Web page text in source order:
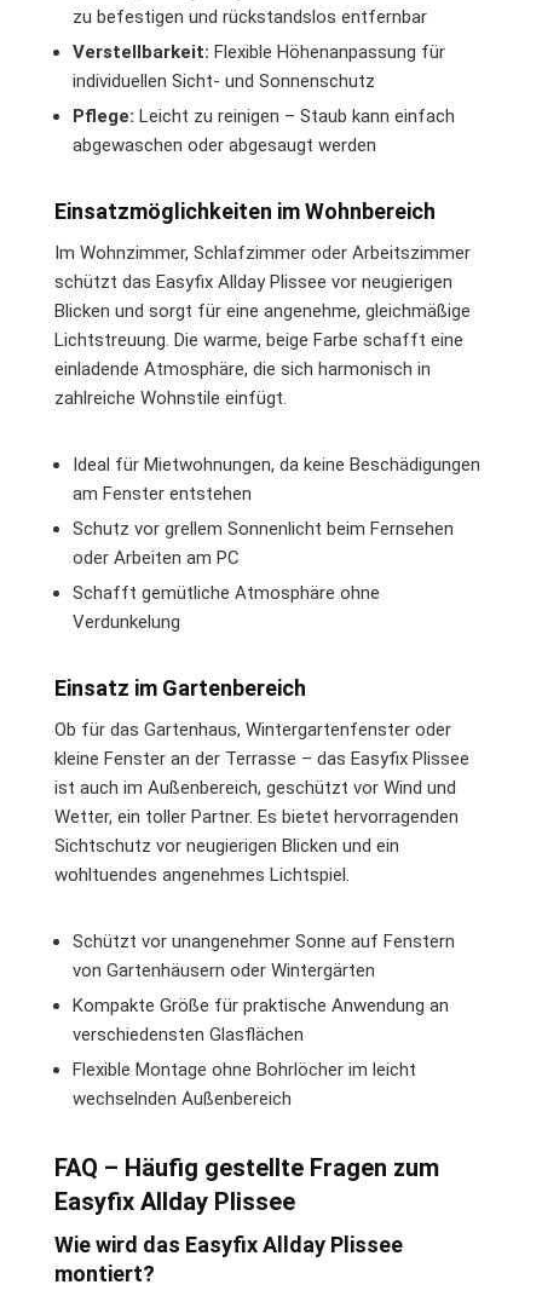
zu befestigen und rückstandslos entfernbar
Verstellbarkeit: Flexible Höhenanpassung für
individuellen Sicht- und Sonnenschutz
Pflege: Leicht zu reinigen – Staub kann einfach
abgewaschen oder abgesaugt werden
Einsatzmöglichkeiten im Wohnbereich
Im Wohnzimmer, Schlafzimmer oder Arbeitszimmer
schützt das Easyfix Allday Plissee vor neugierigen
Blicken und sorgt für eine angenehme, gleichmäßige
Lichtstreuung. Die warme, beige Farbe schafft eine
einladende Atmosphäre, die sich harmonisch in
zahlreiche Wohnstile einfügt.
Ideal für Mietwohnungen, da keine Beschädigungen
am Fenster entstehen
Schutz vor grellem Sonnenlicht beim Fernsehen
oder Arbeiten am PC
Schafft gemütliche Atmosphäre ohne
Verdunkelung
Einsatz im Gartenbereich
Ob für das Gartenhaus, Wintergartenfenster oder
kleine Fenster an der Terrasse – das Easyfix Plissee
ist auch im Außenbereich, geschützt vor Wind und
Wetter, ein toller Partner. Es bietet hervorragenden
Sichtschutz vor neugierigen Blicken und ein
wohltuendes angenehmes Lichtspiel.
Schützt vor unangenehmer Sonne auf Fenstern
von Gartenhäusern oder Wintergärten
Kompakte Größe für praktische Anwendung an
verschiedensten Glasflächen
Flexible Montage ohne Bohrlöcher im leicht
wechselnden Außenbereich
FAQ – Häufig gestellte Fragen zum
Easyfix Allday Plissee
Wie wird das Easyfix Allday Plissee
montiert?